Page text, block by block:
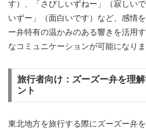
す）、「さびしいずねー」（寂しい
いずー」（面白いです）など、感情
ー弁特有の温かみのある響きを活用
なコミュニケーションが可能になりま
旅行者向け：ズーズー弁を理
ント
東北地方を旅行する際にズーズー弁